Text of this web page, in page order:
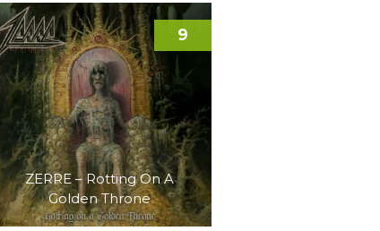
ZERRE – Rotting On A
Golden Throne
9